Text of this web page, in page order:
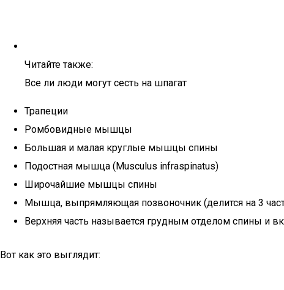
Читайте также:
Все ли люди могут сесть на шпагат
Трапеции
Ромбовидные мышцы
Большая и малая круглые мышцы спины
Подостная мышца (Musculus infraspinatus)
Широчайшие мышцы спины
Мышца, выпрямляющая позвоночник (делится на 3
Верхняя часть называется грудным отделом спины
Вот как это выглядит: